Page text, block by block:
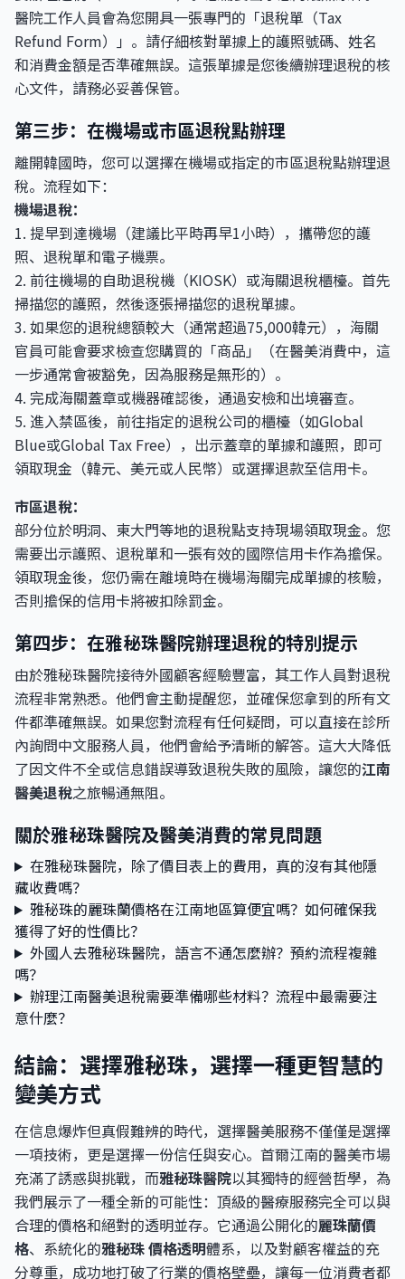
醫院工作人員會為您開具一張專門的「退稅單（Tax
Refund Form）」。請仔細核對單據上的護照號碼、姓名
和消費金額是否準確無誤。這張單據是您後續辦理退稅的核
心文件，請務必妥善保管。
第三步：在機場或市區退稅點辦理
離開韓國時，您可以選擇在機場或指定的市區退稅點辦理退
稅。流程如下：
機場退稅：
1. 提早到達機場（建議比平時再早1小時），攜帶您的護
照、退稅單和電子機票。
2. 前往機場的自助退稅機（KIOSK）或海關退稅櫃檯。首先
掃描您的護照，然後逐張掃描您的退稅單據。
3. 如果您的退稅總額較大（通常超過75,000韓元），海關
官員可能會要求檢查您購買的「商品」（在醫美消費中，這
一步通常會被豁免，因為服務是無形的）。
4. 完成海關蓋章或機器確認後，通過安檢和出境審查。
5. 進入禁區後，前往指定的退稅公司的櫃檯（如Global
Blue或Global Tax Free），出示蓋章的單據和護照，即可
領取現金（韓元、美元或人民幣）或選擇退款至信用卡。
市區退稅：
部分位於明洞、東大門等地的退稅點支持現場領取現金。您
需要出示護照、退稅單和一張有效的國際信用卡作為擔保。
領取現金後，您仍需在離境時在機場海關完成單據的核驗，
否則擔保的信用卡將被扣除罰金。
第四步：在雅秘珠醫院辦理退稅的特別提示
由於雅秘珠醫院接待外國顧客經驗豐富，其工作人員對退稅
流程非常熟悉。他們會主動提醒您，並確保您拿到的所有文
件都準確無誤。如果您對流程有任何疑問，可以直接在診所
內詢問中文服務人員，他們會給予清晰的解答。這大大降低
了因文件不全或信息錯誤導致退稅失敗的風險，讓您的江南
醫美退稅之旅暢通無阻。
關於雅秘珠醫院及醫美消費的常見問題
在雅秘珠醫院，除了價目表上的費用，真的沒有其他隱
藏收費嗎？
雅秘珠的麗珠蘭價格在江南地區算便宜嗎？如何確保我
獲得了好的性價比？
外國人去雅秘珠醫院，語言不通怎麼辦？預約流程複雜
嗎？
辦理江南醫美退稅需要準備哪些材料？流程中最需要注
意什麼？
結論：選擇雅秘珠，選擇一種更智慧的
變美方式
在信息爆炸但真假難辨的時代，選擇醫美服務不僅僅是選擇
一項技術，更是選擇一份信任與安心。首爾江南的醫美市場
充滿了誘惑與挑戰，而雅秘珠醫院以其獨特的經營哲學，為
我們展示了一種全新的可能性：頂級的醫療服務完全可以與
合理的價格和絕對的透明並存。它通過公開化的麗珠蘭價
格、系統化的雅秘珠 價格透明體系，以及對顧客權益的充
分尊重，成功地打破了行業的價格壁壘，讓每一位消費者都